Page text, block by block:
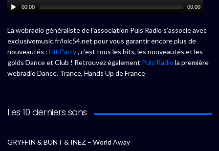
00:00 00:00
La webradio généraliste de l’association Puls’Radio s’associe avec
exclusivemusic.fr/loic54.net pour vous garantir encore plus de
nouveautés : Hit Party, c’est tous les hits, les nouveautés et les
golds Dance et Club ! Retrouvez également Puls’Radio la première
webradio Dance, Trance, Hands Up de France
Les 10 derniers sons
GRYFFIN & BUNT & INEZ – World Away